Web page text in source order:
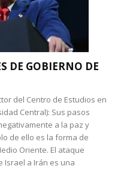
DE GOBIERNO DE
del Centro de Estudios en
Central): Sus pasos
a la paz y
de ello es la forma de
Oriente. El ataque
Israel a Irán es una